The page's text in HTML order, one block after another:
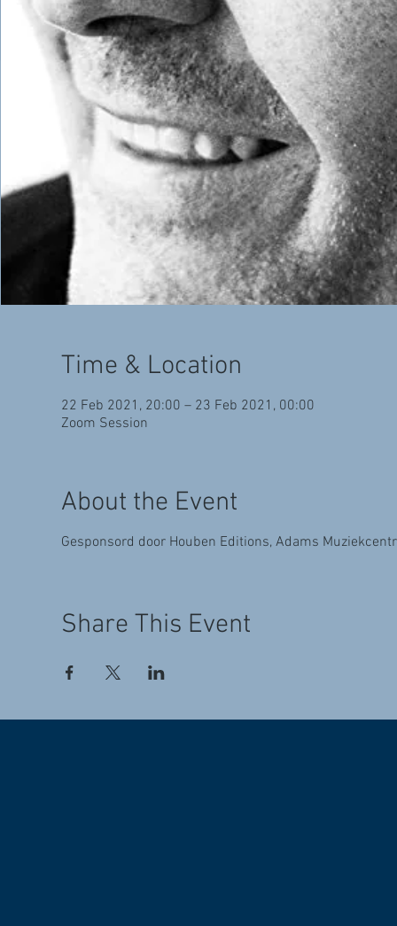
Time & Location
22 Feb 2021, 20:00 – 23 Feb 2021, 00:00
Zoom Session
About the Event
Gesponsord door Houben Editions, Adams
Share This Event